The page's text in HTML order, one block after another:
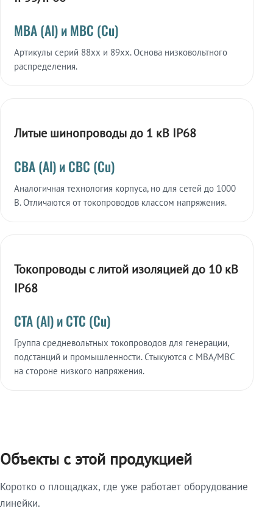
МВА (Al) и МВС (Cu)
Артикулы серий 88xx и 89xx. Основа низковольтного
распределения.
Литые шинопроводы до 1 кВ IP68
СВА (Al) и СВС (Cu)
Аналогичная технология корпуса, но для сетей до 1000
В. Отличаются от токопроводов классом напряжения.
Токопроводы с литой изоляцией до 10 кВ
IP68
СТА (Al) и СТС (Cu)
Группа средневольтных токопроводов для генерации,
подстанций и промышленности. Стыкуются с МВА/МВС
на стороне низкого напряжения.
Объекты с этой продукцией
Коротко о площадках, где уже работает оборудование
линейки.